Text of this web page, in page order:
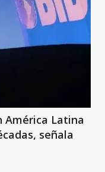
América Latina
señala